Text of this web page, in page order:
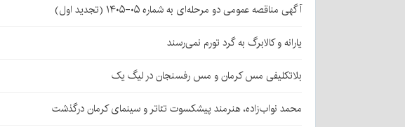
آگهی مناقصه عمومی دو مرحله‌ای به شماره ۰۵-۱۴۰۵ (تجدید اول)
یارانه و کالابرگ به گرد تورم نمی‌رسند
بلاتکلیفی مس کرمان و مس رفسنجان در لیگ یک
محمد نواب‌زاده، هنرمند پیشکسوت تئاتر و سینمای کرمان درگذشت